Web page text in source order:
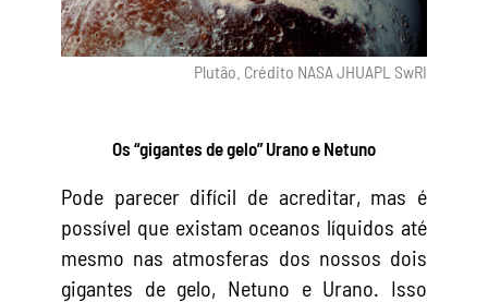
Plutão. Crédito NASA JHUAPL SwRI
Os “gigantes de gelo” Urano e Netuno
Pode parecer difícil de acreditar, mas é
possível que existam oceanos líquidos até
mesmo nas atmosferas dos nossos dois
gigantes de gelo, Netuno e Urano. Isso